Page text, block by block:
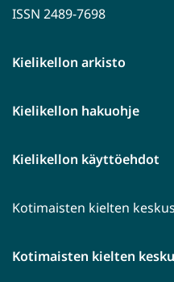
ISSN 2489-7698
Kielikellon arkisto
Kielikellon hakuohje
Kielikellon käyttöehdot
Kotimaisten kielten
Kotimaisten kielten